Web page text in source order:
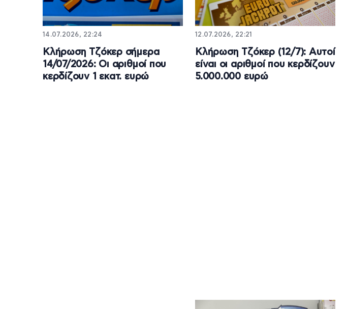
14.07.2026, 22:24
Κλήρωση Τζόκερ σήμερα
14/07/2026: Οι αριθμοί που
κερδίζουν 1 εκατ. ευρώ
12.07.2026, 22:21
Κλήρωση Τζόκερ (12/7): Αυτοί
είναι οι αριθμοί που κερδίζουν
5.000.000 ευρώ